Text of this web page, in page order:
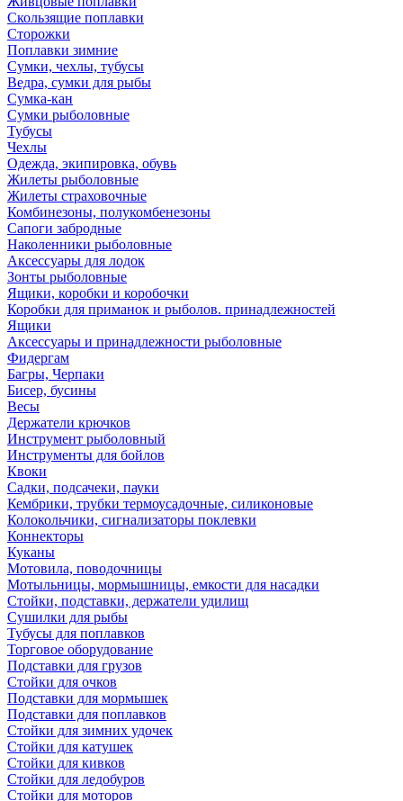
Скользящие поплавки
Сторожки
Поплавки зимние
Сумки, чехлы, тубусы
Ведра, сумки для рыбы
Сумка-кан
Сумки рыболовные
Тубусы
Чехлы
Одежда, экипировка, обувь
Жилеты рыболовные
Жилеты страховочные
Комбинезоны, полукомбенезоны
Сапоги забродные
Наколенники рыболовные
Аксессуары для лодок
Зонты рыболовные
Ящики, коробки и коробочки
Коробки для приманок и рыболов. принадлежностей
Ящики
Аксессуары и принадлежности рыболовные
Фидергам
Багры, Черпаки
Бисер, бусины
Весы
Держатели крючков
Инструмент рыболовный
Инструменты для бойлов
Квоки
Садки, подсачеки, пауки
Кембрики, трубки термоусадочные, силиконовые
Колокольчики, сигнализаторы поклевки
Коннекторы
Куканы
Мотовила, поводочницы
Мотыльницы, мормышницы, емкости для насадки
Стойки, подставки, держатели удилищ
Сушилки для рыбы
Тубусы для поплавков
Торговое оборудование
Подставки для грузов
Стойки для очков
Подставки для мормышек
Подставки для поплавков
Стойки для зимних удочек
Стойки для катушек
Стойки для кивков
Стойки для ледобуров
Стойки для моторов